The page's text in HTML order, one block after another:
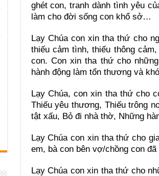
ghét con, tranh dành tình yêu
làm cho đời sống con khổ sở…
Lạy Chúa con xin tha thứ cho
thiếu cảm tình, thiếu thông
con. Con xin tha thứ cho
hành động làm tổn thương và
Lạy Chúa, con xin tha thứ cho
Thiếu yêu thương, Thiếu trông
tật xấu, Bỏ đi nhà thờ, Những
Lạy Chúa con xin tha thứ cho
em, bà con bên vợ/chồng con
Lạy Chúa con xin tha thứ cho